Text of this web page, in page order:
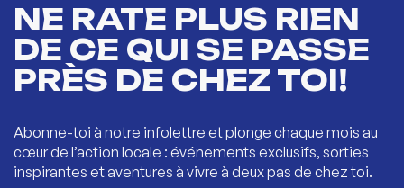
NE RATE PLUS RIEN
DE CE QUI SE PASSE
PRÈS DE CHEZ TOI!
Abonne-toi à notre infolettre et plonge chaque mois au
cœur de l’action locale : événements exclusifs, sorties
inspirantes et aventures à vivre à deux pas de chez toi.